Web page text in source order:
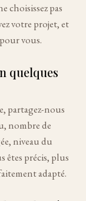
choisissez pas
votre projet, et
vous.
quelques
partagez-nous
nombre de
niveau du
êtes précis, plus
adapté.